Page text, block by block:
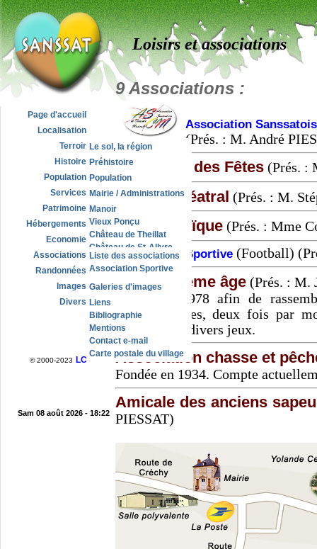
Page d'accueil
Localisation
Terroir Le sol, la région
L'eau
Carte topographique
Histoire Préhistoire
Premier millénaire
Les Bourbons
Famille Noailly
XXème s.
Population Population
Autrefois
Habitat traditionnel
Habitat Noailly
Habitat moderne
Services Mairie / Administrations
Sapeurs pompiers
Pharmacies
Écoles
Salle polyvalente
Jours de marché
Décheteries
Patrimoine Manoir
Vieux Ponçu
Château de Theillat
Château de St-Allyre
Ancien Hospice
Eglise et presbytère
Monument aux morts
Lavoir
Poids public
Hébergements
Economie
Associations Liste des associations
Association Sportive
Randonnées
Images Galeries d'images
Vues panoramiques
Carte postale du village
Divers Liens
Bibliographie
Mentions
Contact e-mail
Carte postale du village
© 2000-2023 LC
Sam 08 août 2026 - 18:22
Loisirs et associations
9 Associations :
Association
(Prés. : M. André
Le Comité des Fêtes (Prés. :
Groupe théatral (Prés. : M.
Amicale laïque (Prés. : Mme
Association Sportive (Football)
Club du 3ème âge (Prés. : M.
Fondé en 1978 afin de
souvent seules, deux fois par
animées par divers jeux.
Association chasse et
Fondée en 1934. Compte
Amicale des anciens
PIESSAT)